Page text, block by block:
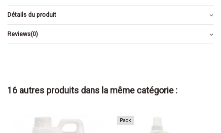
Détails du produit
Reviews(0)
16 autres produits dans la même catégorie :
Pack